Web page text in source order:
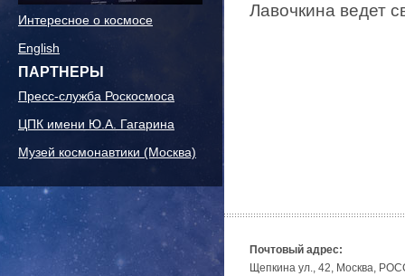
Интересное о космосе
English
ПАРТНЕРЫ
Пресс-служба Роскосмоса
ЦПК имени Ю.А. Гагарина
Музей космонавтики (Москва)
Лавочкина ведет
Почтовый адрес:
Щепкина ул., 42, Москва,